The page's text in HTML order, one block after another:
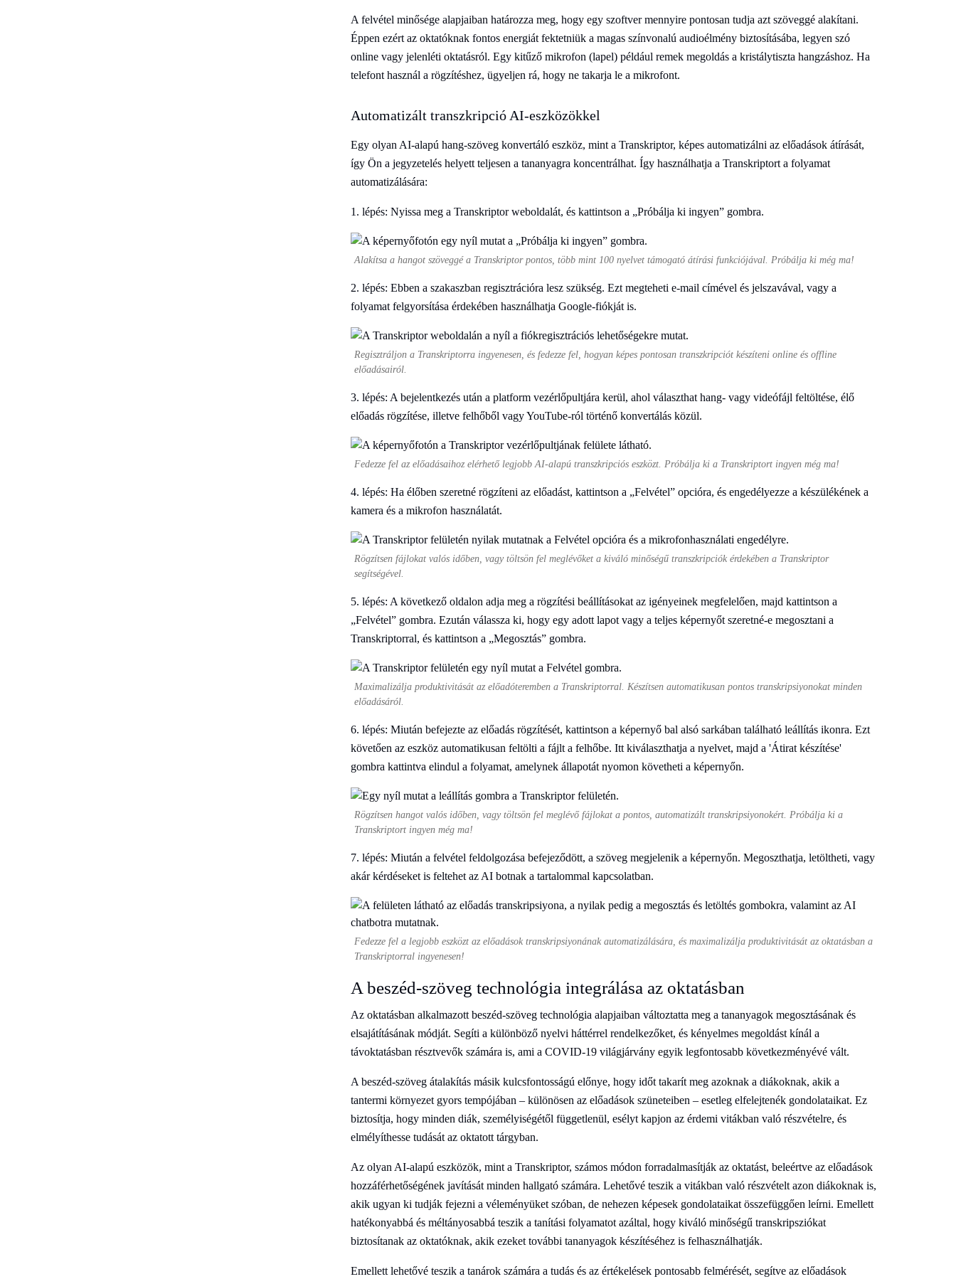
A felvétel minősége alapjaiban határozza meg, hogy egy szoftver mennyire pontosan tudja azt szöveggé alakítani.
Éppen ezért az oktatóknak fontos energiát fektetniük a magas színvonalú audioélmény biztosításába, legyen szó
online vagy jelenléti oktatásról. Egy kitűző mikrofon (lapel) például remek megoldás a kristálytiszta hangzáshoz. Ha
telefont használ a rögzítéshez, ügyeljen rá, hogy ne takarja le a mikrofont.
Automatizált transzkripció AI-eszközökkel
Egy olyan AI-alapú hang-szöveg konvertáló eszköz, mint a Transkriptor, képes automatizálni az előadások átírását,
így Ön a jegyzetelés helyett teljesen a tananyagra koncentrálhat. Így használhatja a Transkriptort a folyamat
automatizálására:
1. lépés: Nyissa meg a Transkriptor weboldalát, és kattintson a „Próbálja ki ingyen” gombra.
Alakítsa a hangot szöveggé a Transkriptor pontos, több mint 100 nyelvet támogató átírási funkciójával. Próbálja ki még ma!
2. lépés: Ebben a szakaszban regisztrációra lesz szükség. Ezt megteheti e-mail címével és jelszavával, vagy a
folyamat felgyorsítása érdekében használhatja Google-fiókját is.
Regisztráljon a Transkriptorra ingyenesen, és fedezze fel, hogyan képes pontosan transzkripciót készíteni online és offline
előadásairól.
3. lépés: A bejelentkezés után a platform vezérlőpultjára kerül, ahol választhat hang- vagy videófájl feltöltése, élő
előadás rögzítése, illetve felhőből vagy YouTube-ról történő konvertálás közül.
Fedezze fel az előadásaihoz elérhető legjobb AI-alapú transzkripciós eszközt. Próbálja ki a Transkriptort ingyen még ma!
4. lépés: Ha élőben szeretné rögzíteni az előadást, kattintson a „Felvétel” opcióra, és engedélyezze a készülékének a
kamera és a mikrofon használatát.
Rögzítsen fájlokat valós időben, vagy töltsön fel meglévőket a kiváló minőségű transzkripciók érdekében a Transkriptor
segítségével.
5. lépés: A következő oldalon adja meg a rögzítési beállításokat az igényeinek megfelelően, majd kattintson a
„Felvétel” gombra. Ezután válassza ki, hogy egy adott lapot vagy a teljes képernyőt szeretné-e megosztani a
Transkriptorral, és kattintson a „Megosztás” gombra.
Maximalizálja produktivitását az előadóteremben a Transkriptorral. Készítsen automatikusan pontos transkripsiyonokat minden
előadásáról.
6. lépés: Miután befejezte az előadás rögzítését, kattintson a képernyő bal alsó sarkában található leállítás ikonra. Ezt
követően az eszköz automatikusan feltölti a fájlt a felhőbe. Itt kiválaszthatja a nyelvet, majd a 'Átirat készítése'
gombra kattintva elindul a folyamat, amelynek állapotát nyomon követheti a képernyőn.
Rögzítsen hangot valós időben, vagy töltsön fel meglévő fájlokat a pontos, automatizált transkripsiyonokért. Próbálja ki a
Transkriptort ingyen még ma!
7. lépés: Miután a felvétel feldolgozása befejeződött, a szöveg megjelenik a képernyőn. Megoszthatja, letöltheti, vagy
akár kérdéseket is feltehet az AI botnak a tartalommal kapcsolatban.
Fedezze fel a legjobb eszközt az előadások transkripsiyonának automatizálására, és maximalizálja produktivitását az oktatásban a
Transkriptorral ingyenesen!
A beszéd-szöveg technológia integrálása az oktatásban
Az oktatásban alkalmazott beszéd-szöveg technológia alapjaiban változtatta meg a tananyagok megosztásának és
elsajátításának módját. Segíti a különböző nyelvi háttérrel rendelkezőket, és kényelmes megoldást kínál a
távoktatásban résztvevők számára is, ami a COVID-19 világjárvány egyik legfontosabb következményévé vált.
A beszéd-szöveg átalakítás másik kulcsfontosságú előnye, hogy időt takarít meg azoknak a diákoknak, akik a
tantermi környezet gyors tempójában – különösen az előadások szüneteiben – esetleg elfelejtenék gondolataikat. Ez
biztosítja, hogy minden diák, személyiségétől függetlenül, esélyt kapjon az érdemi vitákban való részvételre, és
elmélyíthesse tudását az oktatott tárgyban.
Az olyan AI-alapú eszközök, mint a Transkriptor, számos módon forradalmasítják az oktatást, beleértve az előadások
hozzáférhetőségének javítását minden hallgató számára. Lehetővé teszik a vitákban való részvételt azon diákoknak is,
akik ugyan ki tudják fejezni a véleményüket szóban, de nehezen képesek gondolataikat összefüggően leírni. Emellett
hatékonyabbá és méltányosabbá teszik a tanítási folyamatot azáltal, hogy kiváló minőségű transkripsziókat
biztosítanak az oktatóknak, akik ezeket további tananyagok készítéséhez is felhasználhatják.
Emellett lehetővé teszik a tanárok számára a tudás és az értékelések pontosabb felmérését, segítve az előadások